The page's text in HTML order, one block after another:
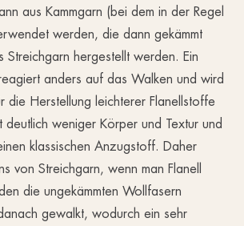
aus Kammgarn (bei dem in der Regel
werden, die dann gekämmt
hergestellt werden. Ein
anders auf das Walken und wird
die Herstellung leichterer Flanellstoffe
weniger Körper und Textur und
klassischen Anzugstoff. Daher
von Streichgarn, wenn man Flanell
die ungekämmten Wollfasern
gewalkt, wodurch ein sehr